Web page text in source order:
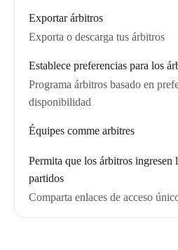
Exportar árbitros
Exporta o descarga tus árbitros
Establece preferencias para los
Programa árbitros basado en
disponibilidad
Équipes comme arbitres
Permita que los árbitros ingresen
partidos
Comparta enlaces de acceso